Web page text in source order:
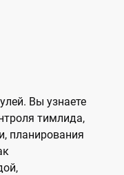
Вы узнаете
тимлида,
планирования